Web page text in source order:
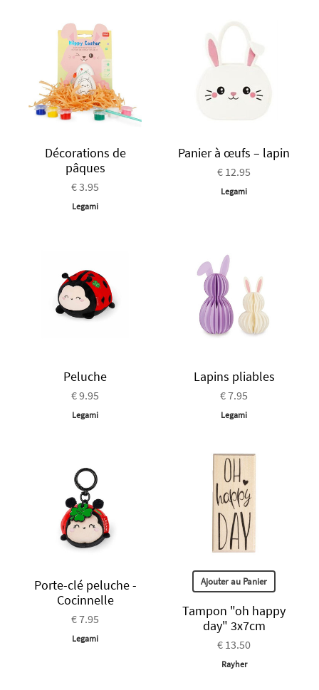
Décorations de
pâques
€ 3.95
Legami
Panier à œufs – lapin
€ 12.95
Legami
Peluche
€ 9.95
Legami
Lapins pliables
€ 7.95
Legami
Porte-clé peluche -
Cocinnelle
€ 7.95
Legami
Ajouter au Panier
Tampon "oh happy
day" 3x7cm
€ 13.50
Rayher